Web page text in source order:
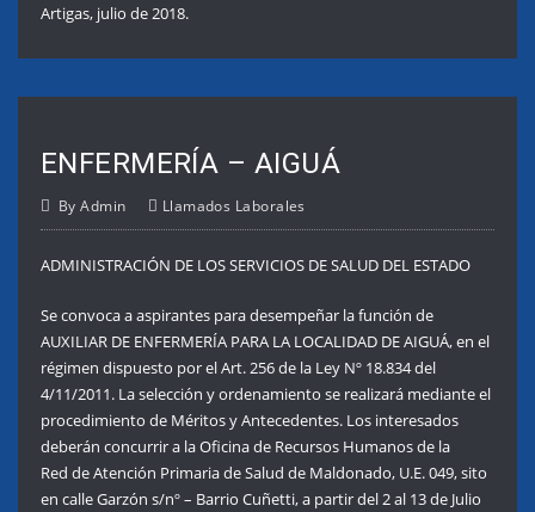
Artigas, julio de 2018.
ENFERMERÍA – AIGUÁ
ByAdmin Llamados Laborales
ADMINISTRACIÓN DE LOS SERVICIOS DE SALUD DEL ESTADO
Se convoca a aspirantes para desempeñar la función de
AUXILIAR DE ENFERMERÍA PARA LA LOCALIDAD DE AIGUÁ, en el
régimen dispuesto por el Art. 256 de la Ley Nº 18.834 del
4/11/2011. La selección y ordenamiento se realizará mediante el
procedimiento de Méritos y Antecedentes. Los interesados
deberán concurrir a la Oficina de Recursos Humanos de la
Red de Atención Primaria de Salud de Maldonado, U.E. 049, sito
en calle Garzón s/nº – Barrio Cuñetti, a partir del 2 al 13 de Julio